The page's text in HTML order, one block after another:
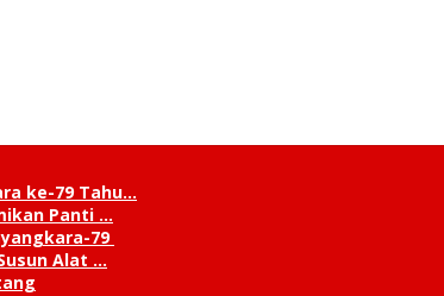
ke-79 Tahu…
Panti …
79
Alat …